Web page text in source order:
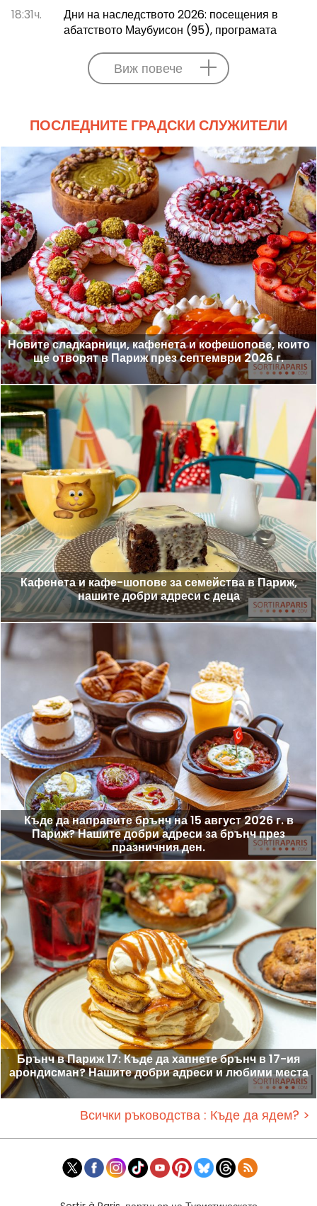
18:31ч.
Дни на наследството 2026: посещения в
абатството Маубуисон (95), програмата
Виж повече
ПОСЛЕДНИТЕ ГРАДСКИ СЛУЖИТЕЛИ
Новите сладкарници, кафенета и кофешопове, които
ще отворят в Париж през септември 2026 г.
Кафенета и кафе-шопове за семейства в Париж,
нашите добри адреси с деца
Къде да направите брънч на 15 август 2026 г. в
Париж? Нашите добри адреси за брънч през
празничния ден.
Брънч в Париж 17: Къде да хапнете брънч в 17-ия
арондисман? Нашите добри адреси и любими места
Всички ръководства : Къде да ядем? >